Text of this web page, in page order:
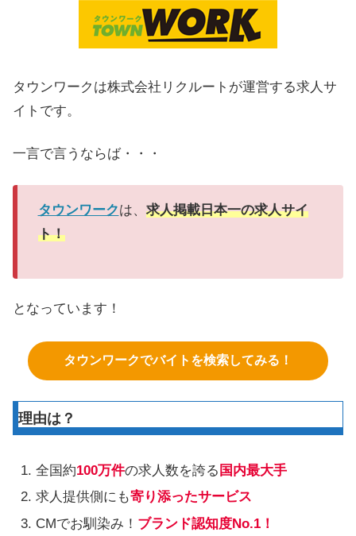
タウンワークは株式会社リクルートが運営する求人サ
イトです。
一言で言うならば・・・
タウンワークは、 求人掲載日本一の求人サイ
ト！
となっています！
タウンワークでバイトを検索してみる！
理由は？
全国約100万件の求人数を誇る 国内最大手
求人提供側にも寄り添ったサービス
CMでお馴染み！ ブランド認知度No.1！